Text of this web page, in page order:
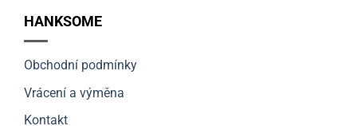
HANKSOME
Obchodní podmínky
Vrácení a výměna
Kontakt